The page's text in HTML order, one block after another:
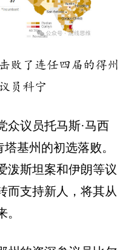
败了连任四届的得州
员科宁
众议员托马斯·马西
基州的初选落败。
泼斯坦案和伊朗等议
而支持新人，将其从